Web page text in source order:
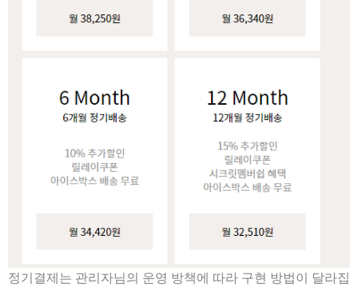
정기결제는 관리자님의 운영 방책에 따라 구현 방법이 달라집